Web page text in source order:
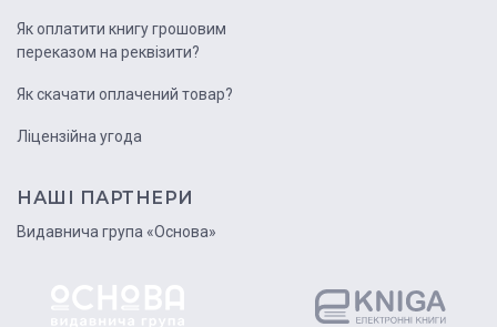
Як оплатити книгу грошовим
переказом на реквізити?
Як скачати оплачений товар?
Ліцензійна угода
НАШІ ПАРТНЕРИ
Видавнича група «Основа»